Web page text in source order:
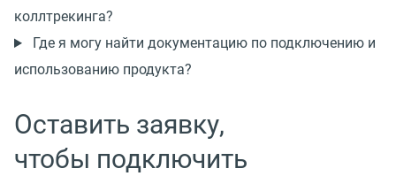
коллтрекинга?
Где я могу найти документацию по подключению и
использованию продукта?
Оставить заявку,
чтобы подключить